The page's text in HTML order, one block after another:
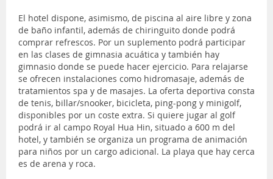
El hotel dispone, asimismo, de piscina al aire libre y zona
de baño infantil, además de chiringuito donde podrá
comprar refrescos. Por un suplemento podrá participar
en las clases de gimnasia acuática y también hay
gimnasio donde se puede hacer ejercicio. Para relajarse
se ofrecen instalaciones como hidromasaje, además de
tratamientos spa y de masajes. La oferta deportiva consta
de tenis, billar/snooker, bicicleta, ping-pong y minigolf,
disponibles por un coste extra. Si quiere jugar al golf
podrá ir al campo Royal Hua Hin, situado a 600 m del
hotel, y también se organiza un programa de animación
para niños por un cargo adicional. La playa que hay cerca
es de arena y roca.